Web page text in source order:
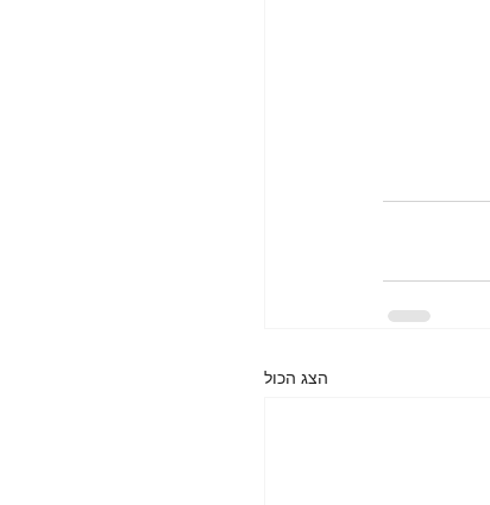
הצג הכול